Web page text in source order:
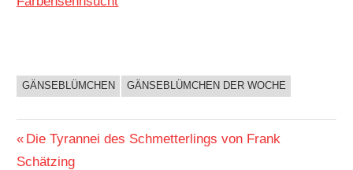
BUCHIGES
GÄNSEBLÜMCHEN GÄNSEBLÜMCHEN DER WOCHE
Beitragsnavigation
Vorheriger
Beitrag:
Die Tyrannei des Schmetterlings von Frank
Schätzing